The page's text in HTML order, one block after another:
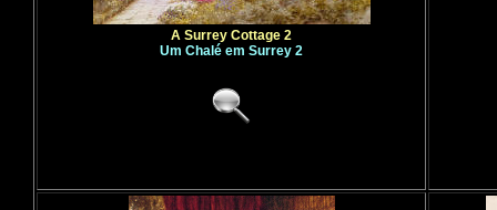
A Surrey Cottage 2
Um Chalé em Surrey 2